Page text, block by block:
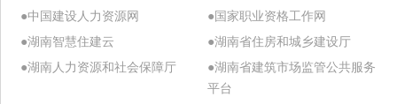
●中国建设人力资源网
●国家职业资格工作网
●湖南智慧住建云
●湖南省住房和城乡建设厅
●湖南人力资源和社会保障厅
●湖南省建筑市场监管公共服务
平台